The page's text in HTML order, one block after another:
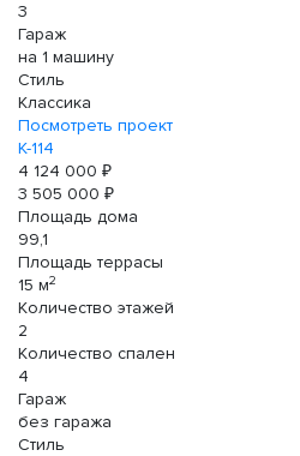
3
Гараж
на 1 машину
Стиль
Классика
Посмотреть проект
К-114
4 124 000 ₽
3 505 000 ₽
Площадь дома
99,1
Площадь террасы
15 м2
Количество этажей
2
Количество спален
4
Гараж
без гаража
Стиль